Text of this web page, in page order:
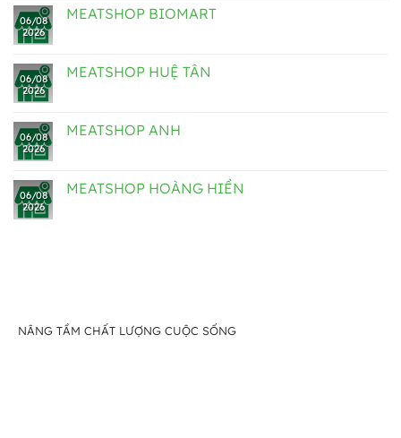
06/08
2026
MEATSHOP BIOMART
06/08
2026
MEATSHOP HUỆ TÂN
06/08
2026
MEATSHOP ANH
06/08
2026
MEATSHOP HOÀNG HIỀN
NÂNG TẦM CHẤT LƯỢNG CUỘC SỐNG